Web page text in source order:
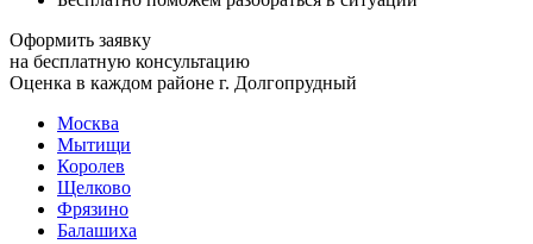
Оформить заявку
на бесплатную консультацию
Оценка в каждом районе г. Долгопрудный
Москва
Мытищи
Королев
Щелково
Фрязино
Балашиха